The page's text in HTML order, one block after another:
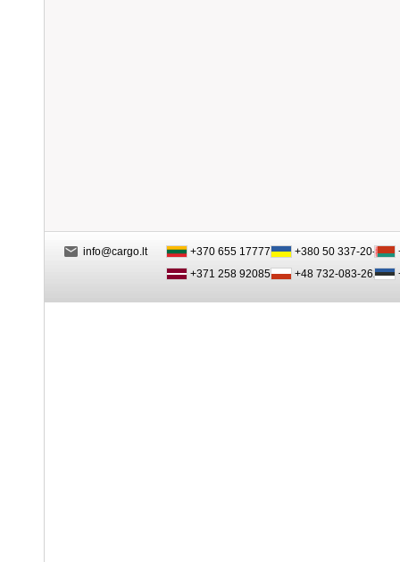
info@cargo.lt
+370 655 17777
+371 258 92085
+380 50 337-20-47
+48 732-083-262